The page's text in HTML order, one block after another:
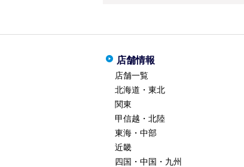
店舗情報
店舗一覧
北海道・東北
関東
甲信越・北陸
東海・中部
近畿
四国・中国・九州